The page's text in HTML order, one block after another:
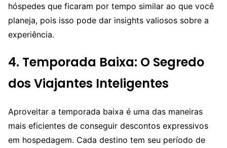
hóspedes que ficaram por tempo similar ao que você
planeja, pois isso pode dar insights valiosos sobre a
experiência.
4. Temporada Baixa: O Segredo
dos Viajantes Inteligentes
Aproveitar a temporada baixa é uma das maneiras
mais eficientes de conseguir descontos expressivos
em hospedagem. Cada destino tem seu período de